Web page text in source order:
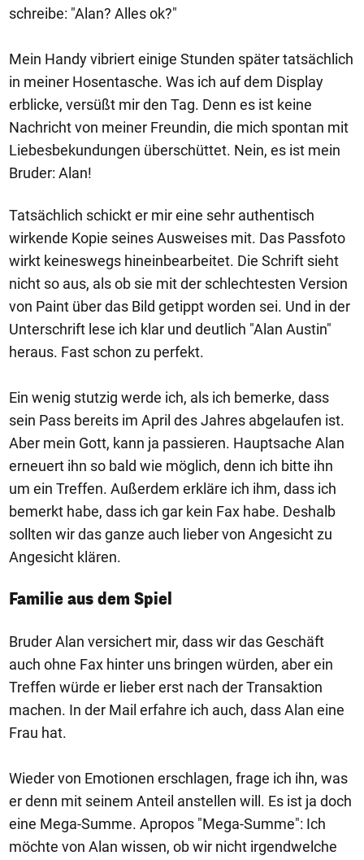
schreibe: "Alan? Alles ok?"
Mein Handy vibriert einige Stunden später tatsächlich
in meiner Hosentasche. Was ich auf dem Display
erblicke, versüßt mir den Tag. Denn es ist keine
Nachricht von meiner Freundin, die mich spontan mit
Liebesbekundungen überschüttet. Nein, es ist mein
Bruder: Alan!
Tatsächlich schickt er mir eine sehr authentisch
wirkende Kopie seines Ausweises mit. Das Passfoto
wirkt keineswegs hineinbearbeitet. Die Schrift sieht
nicht so aus, als ob sie mit der schlechtesten Version
von Paint über das Bild getippt worden sei. Und in der
Unterschrift lese ich klar und deutlich "Alan Austin"
heraus. Fast schon zu perfekt.
Ein wenig stutzig werde ich, als ich bemerke, dass
sein Pass bereits im April des Jahres abgelaufen ist.
Aber mein Gott, kann ja passieren. Hauptsache Alan
erneuert ihn so bald wie möglich, denn ich bitte ihn
um ein Treffen. Außerdem erkläre ich ihm, dass ich
bemerkt habe, dass ich gar kein Fax habe. Deshalb
sollten wir das ganze auch lieber von Angesicht zu
Angesicht klären.
Familie aus dem Spiel
Bruder Alan versichert mir, dass wir das Geschäft
auch ohne Fax hinter uns bringen würden, aber ein
Treffen würde er lieber erst nach der Transaktion
machen. In der Mail erfahre ich auch, dass Alan eine
Frau hat.
Wieder von Emotionen erschlagen, frage ich ihn, was
er denn mit seinem Anteil anstellen will. Es ist ja doch
eine Mega-Summe. Apropos "Mega-Summe": Ich
möchte von Alan wissen, ob wir nicht irgendwelche